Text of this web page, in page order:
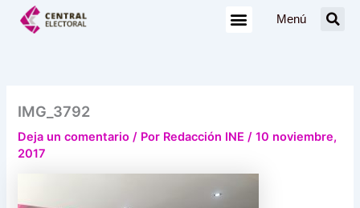
Menú
IMG_3792
Deja un comentario / Por Redacción INE/10 noviembre,
2017